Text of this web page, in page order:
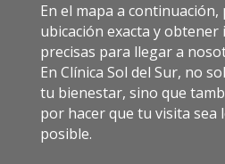
En el mapa a
ubicación exacta y obtener
precisas para llegar a
En Clínica Sol del Sur, no
tu bienestar, sino que
por hacer que tu visita sea
posible.